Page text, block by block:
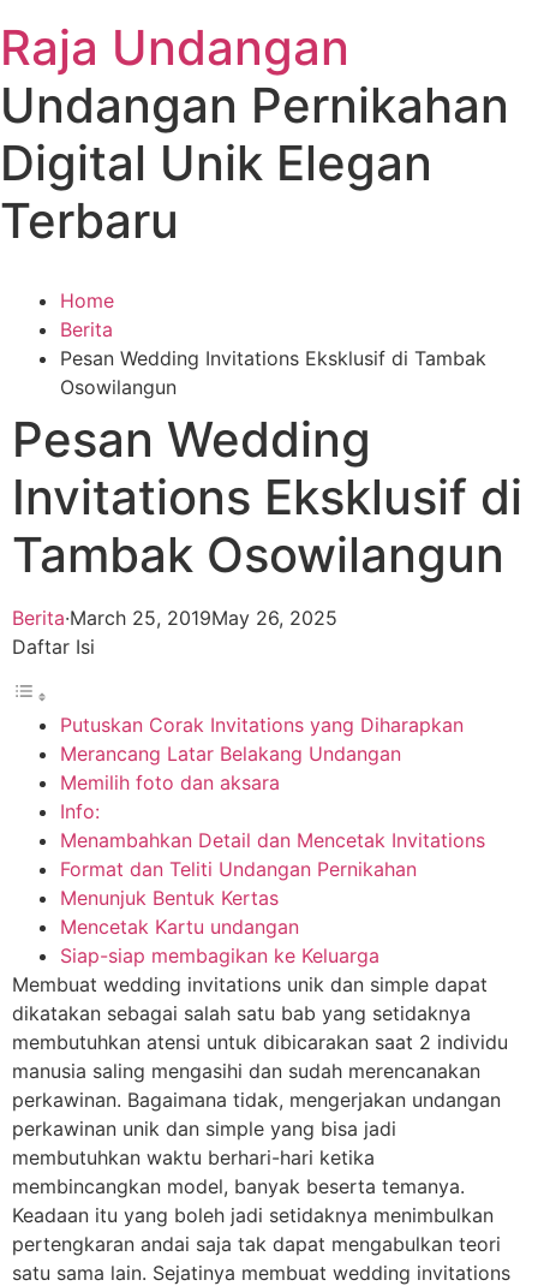
Raja Undangan
Undangan Pernikahan
Digital Unik Elegan
Terbaru
Home
Berita
Pesan Wedding Invitations Eksklusif di Tambak
Osowilangun
Pesan Wedding
Invitations Eksklusif di
Tambak Osowilangun
Berita·March 25, 2019May 26, 2025
Daftar Isi
Putuskan Corak Invitations yang Diharapkan
Merancang Latar Belakang Undangan
Memilih foto dan aksara
Info:
Menambahkan Detail dan Mencetak Invitations
Format dan Teliti Undangan Pernikahan
Menunjuk Bentuk Kertas
Mencetak Kartu undangan
Siap-siap membagikan ke Keluarga
Membuat wedding invitations unik dan simple dapat
dikatakan sebagai salah satu bab yang setidaknya
membutuhkan atensi untuk dibicarakan saat 2 individu
manusia saling mengasihi dan sudah merencanakan
perkawinan. Bagaimana tidak, mengerjakan undangan
perkawinan unik dan simple yang bisa jadi
membutuhkan waktu berhari-hari ketika
membincangkan model, banyak beserta temanya.
Keadaan itu yang boleh jadi setidaknya menimbulkan
pertengkaran andai saja tak dapat mengabulkan teori
satu sama lain. Sejatinya membuat wedding invitations